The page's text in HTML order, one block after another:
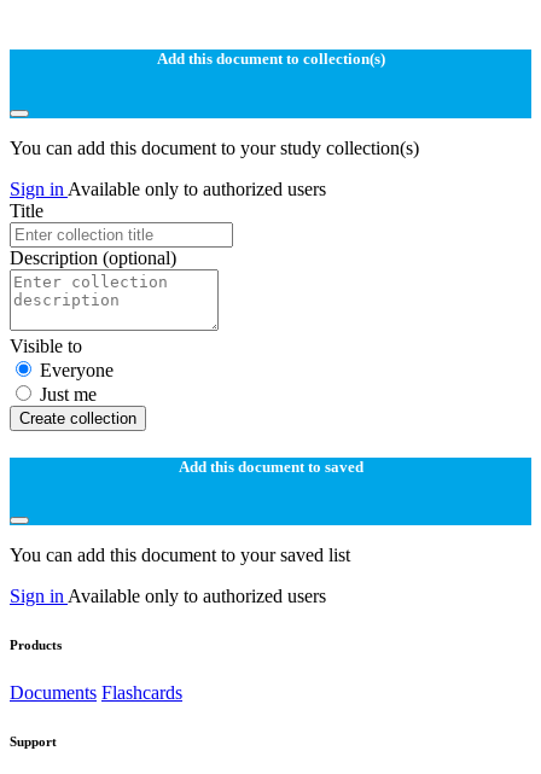
Add this document to collection(s)
You can add this document to your study collection(s)
Sign in Available only to authorized users
Title
Description (optional)
Visible to
Everyone
Just me
Create collection
Add this document to saved
You can add this document to your saved list
Sign in Available only to authorized users
Products
Documents Flashcards
Support